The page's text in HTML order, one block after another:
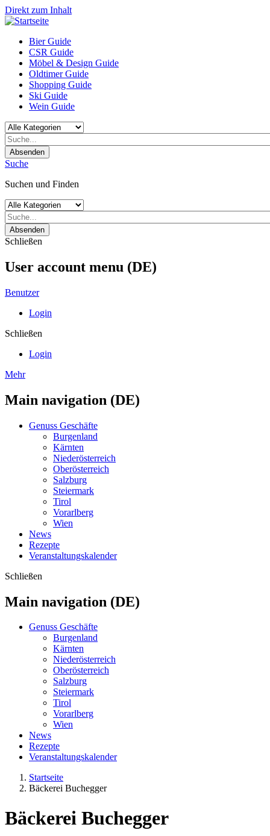
Direkt zum Inhalt
Bier Guide
CSR Guide
Möbel & Design Guide
Oldtimer Guide
Shopping Guide
Ski Guide
Wein Guide
Absenden
Suche
Suchen und Finden
Absenden
Schließen
User account menu (DE)
Benutzer
Login
Schließen
Login
Mehr
Main navigation (DE)
Genuss Geschäfte
Burgenland
Kärnten
Niederösterreich
Oberösterreich
Salzburg
Steiermark
Tirol
Vorarlberg
Wien
News
Rezepte
Veranstaltungskalender
Schließen
Main navigation (DE)
Genuss Geschäfte
Burgenland
Kärnten
Niederösterreich
Oberösterreich
Salzburg
Steiermark
Tirol
Vorarlberg
Wien
News
Rezepte
Veranstaltungskalender
Startseite
Bäckerei Buchegger
Bäckerei Buchegger